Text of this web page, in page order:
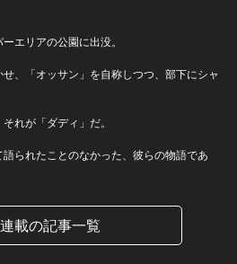
エリアの公園に出没。
、「オッサン」を自称しつつ、部下にシャ
れが「ダディ」だ。
られたことのなかった、彼らの物語であ
載の記事一覧